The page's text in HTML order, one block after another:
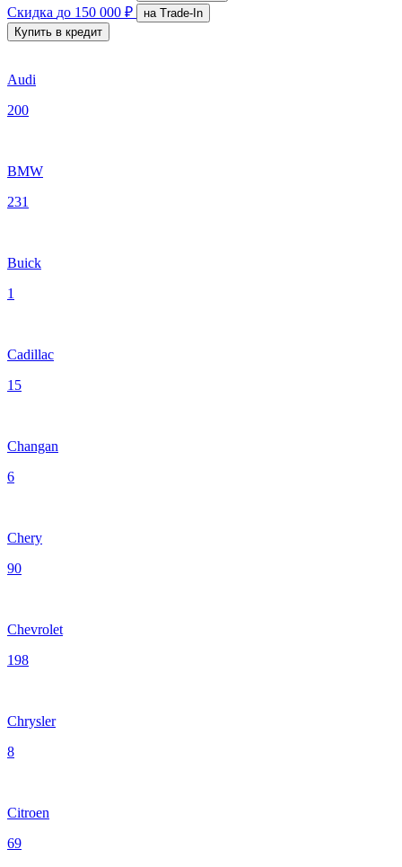
Скидка до 150 000 ₽
на Trade-In
Купить в кредит
Audi
200
BMW
231
Buick
1
Cadillac
15
Changan
6
Chery
90
Chevrolet
198
Chrysler
8
Citroen
69